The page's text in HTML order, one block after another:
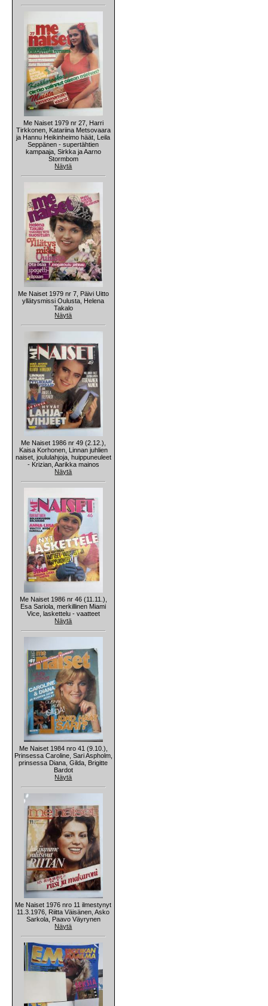
Me Naiset 1979 nr 27, Harri
Tirkkonen, Katariina Metsovaara
ja Hannu Heikinheimo häät, Leila
Seppänen - supertähtien
kampaaja, Sirkka ja Aarno
Stormbom
Näytä
Me Naiset 1979 nr 7, Päivi Uitto
yllätysmissi Oulusta, Helena
Takalo
Näytä
Me Naiset 1986 nr 49 (2.12.),
Kaisa Korhonen, Linnan juhlien
naiset, joululahjoja, huippuneuleet
- Krizian, Aarikka mainos
Näytä
Me Naiset 1986 nr 46 (11.11.),
Esa Sariola, merkillinen Miami
Vice, laskettelu - vaatteet
Näytä
Me Naiset 1984 nro 41 (9.10.),
Prinsessa Caroline, Sari Aspholm,
prinsessa Diana, Gilda, Brigitte
Bardot
Näytä
Me Naiset 1976 nro 11 ilmestynyt
11.3.1976, Riitta Väisänen, Asko
Sarkola, Paavo Väyrynen
Näytä